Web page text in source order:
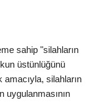
sahip "silahların
üstünlüğünü
silahların
uygulanmasının